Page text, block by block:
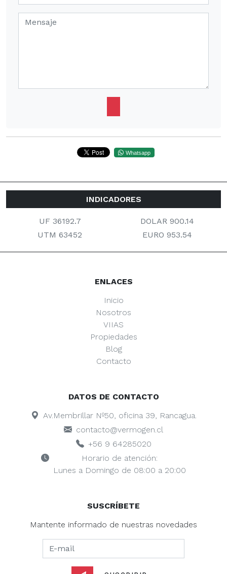
Whatsapp
INDICADORES
UF 36192.7
DOLAR 900.14
UTM 63452
EURO 953.54
ENLACES
Inicio
Nosotros
VIIAS
Propiedades
Blog
Contacto
DATOS DE CONTACTO
Av.Membrillar Nº50, oficina 39, Rancagua.
contacto@vermogen.cl
+56 9 64285020
Horario de atención:
Lunes a Domingo de 08:00 a 20:00
SUSCRÍBETE
Mantente informado de nuestras novedades